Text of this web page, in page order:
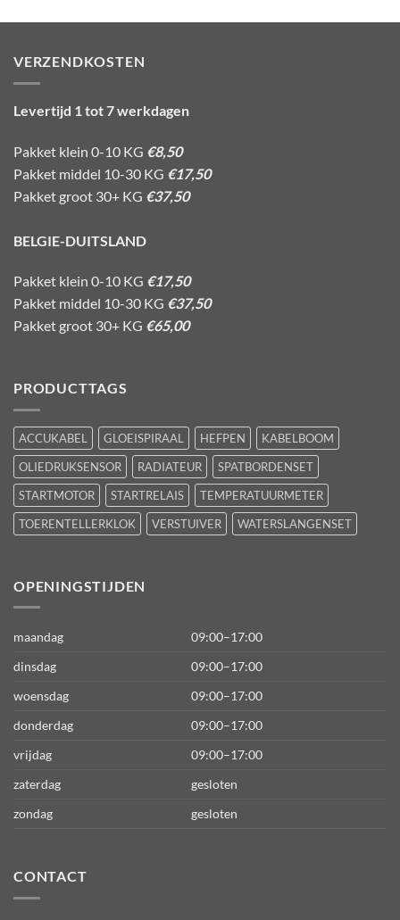
VERZENDKOSTEN
Levertijd 1 tot 7 werkdagen
Pakket klein 0-10 KG €8,50
Pakket middel 10-30 KG €17,50
Pakket groot 30+ KG €37,50
BELGIE-DUITSLAND
Pakket klein 0-10 KG €17,50
Pakket middel 10-30 KG €37,50
Pakket groot 30+ KG €65,00
PRODUCTTAGS
ACCUKABEL GLOEISPIRAAL HEFPEN
KABELBOOM
OLIEDRUKSENSOR
RADIATEUR
SPATBORDENSET
STARTMOTOR
STARTRELAIS
TEMPERATUURMETER
TOERENTELLERKLOK
VERSTUIVER WATERSLANGENSET
OPENINGSTIJDEN
maandag
09:00–17:00
dinsdag
09:00–17:00
woensdag
09:00–17:00
donderdag
09:00–17:00
vrijdag
09:00–17:00
zaterdag
gesloten
zondag
gesloten
CONTACT